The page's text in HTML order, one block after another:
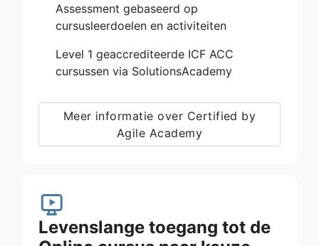
Assessment gebaseerd op
cursusleerdoelen en activiteiten
Level 1 geaccrediteerde ICF ACC
cursussen via SolutionsAcademy
Meer informatie over Certified by
Agile Academy
Levenslange toegang tot de